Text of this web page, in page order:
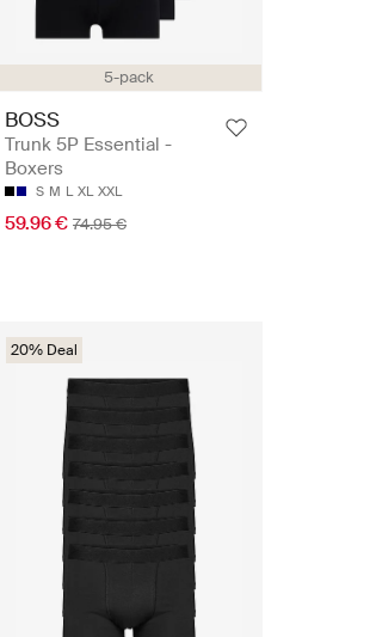
5-pack
BOSS
Trunk 5P Essential -
Boxers
S M L XL XXL
59.96 € 74.95 €
20% Deal